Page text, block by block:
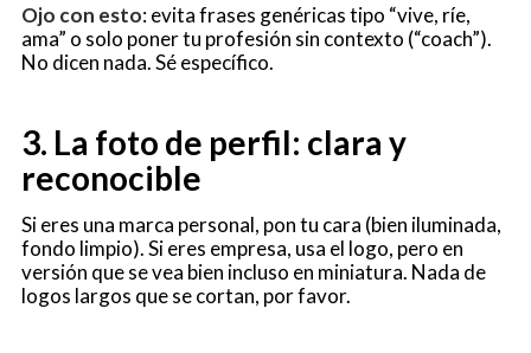
Ojo con esto: evita frases genéricas tipo “vive, ríe,
ama” o solo poner tu profesión sin contexto (“coach”).
No dicen nada. Sé específico.
3. La foto de perfil: clara y
reconocible
Si eres una marca personal, pon tu cara (bien iluminada,
fondo limpio). Si eres empresa, usa el logo, pero en
versión que se vea bien incluso en miniatura. Nada de
logos largos que se cortan, por favor.